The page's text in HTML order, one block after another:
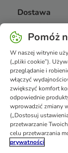
Dostawa
Pomóż
W naszej witrynie
(„pliki cookie”).
przeglądanie i
włączyć
zwiększyć komfort
odpowiednie
wprowadzić zmiany
(„Dostosuj
przetwarzanie
celu przetwarzania
prywatności